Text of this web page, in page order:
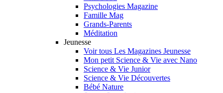
Psychologies Magazine
Famille Mag
Grands-Parents
Méditation
Jeunesse
Voir tous Les Magazines Jeunesse
Mon petit Science & Vie avec Nano
Science & Vie Junior
Science & Vie Découvertes
Bébé Nature